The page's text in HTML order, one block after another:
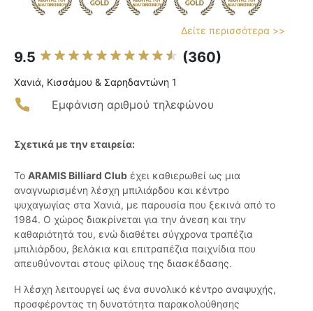
Δείτε περισσότερα >>
9.5 (360)
Χανιά, Κισσάμου & Σαρηδαντώνη 1
Εμφάνιση αριθμού τηλεφώνου
Σχετικά με την εταιρεία:
Το ARAMIS Billiard Club έχει καθιερωθεί ως μια
αναγνωρισμένη λέσχη μπιλιάρδου και κέντρο
ψυχαγωγίας στα Χανιά, με παρουσία που ξεκινά από το
1984. Ο χώρος διακρίνεται για την άνεση και την
καθαριότητά του, ενώ διαθέτει σύγχρονα τραπέζια
μπιλιάρδου, βελάκια και επιτραπέζια παιχνίδια που
απευθύνονται στους φίλους της διασκέδασης.
Η λέσχη λειτουργεί ως ένα συνολικό κέντρο αναψυχής,
προσφέροντας τη δυνατότητα παρακολούθησης